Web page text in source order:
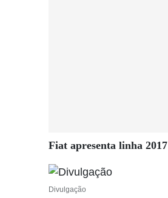
Fiat apresenta linha
Divulgação